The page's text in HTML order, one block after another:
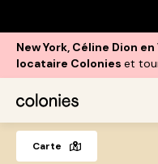
New York, Céline Dion en
locataire Colonies et
Carte